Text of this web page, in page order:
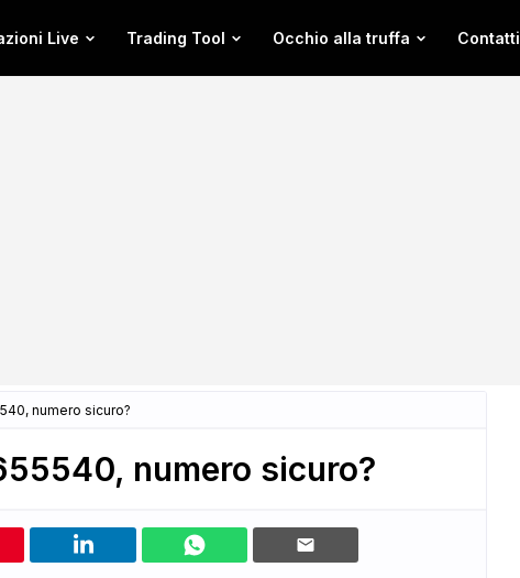
Live Trading Tool Occhio alla truffa Contatti
numero sicuro?
numero sicuro?